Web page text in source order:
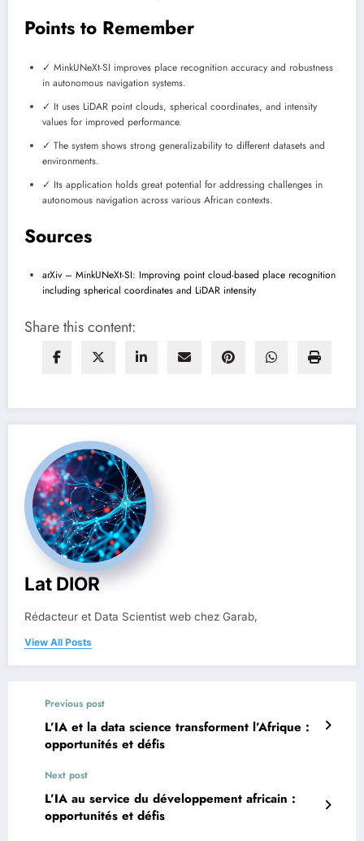
Points to Remember
✓ MinkUNeXt-SI improves place recognition accuracy and robustness
in autonomous navigation systems.
✓ It uses LiDAR point clouds, spherical coordinates, and intensity
values for improved performance.
✓ The system shows strong generalizability to different datasets and
environments.
✓ Its application holds great potential for addressing challenges in
autonomous navigation across various African contexts.
Sources
arXiv – MinkUNeXt-SI: Improving point cloud-based place recognition
including spherical coordinates and LiDAR intensity
Share this content:
Lat DIOR
Rédacteur et Data Scientist web chez Garab,
View All Posts
Previous post
L’IA et la data science transforment l’Afrique :
opportunités et défis
Next post
L’IA au service du développement africain :
opportunités et défis